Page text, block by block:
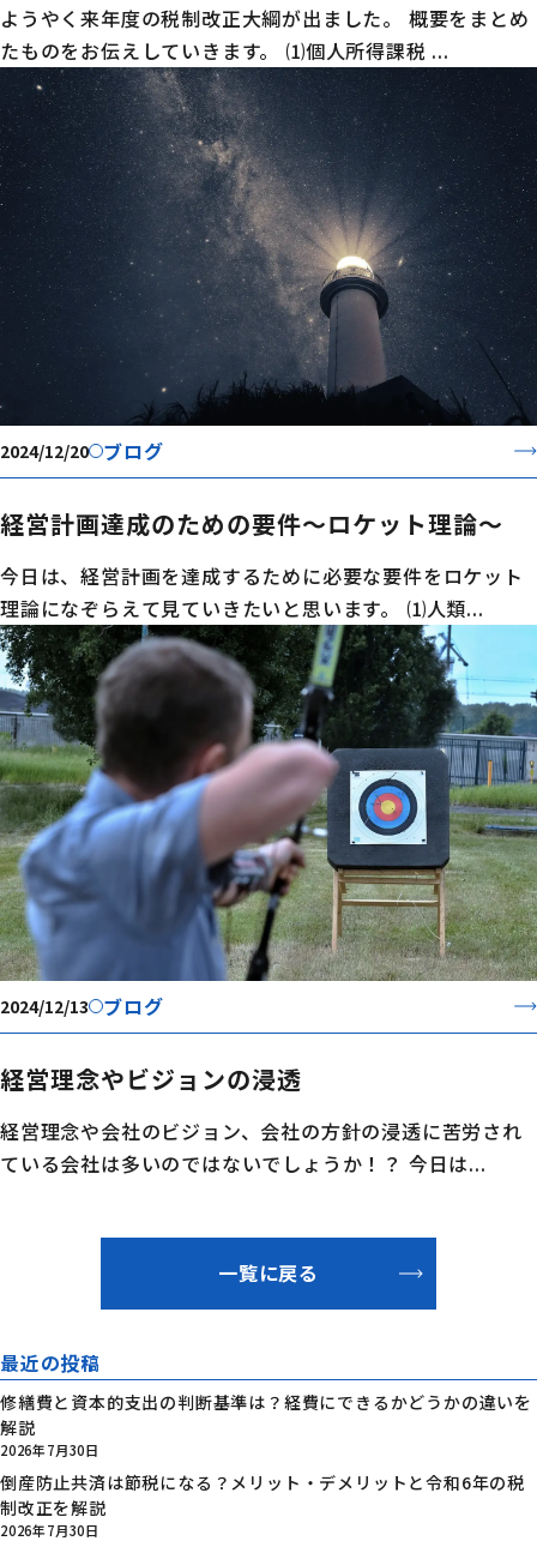
ようやく来年度の税制改正大綱が出ました。 概要をまとめ
たものをお伝えしていきます。 ⑴個人所得課税 ...
2024/12/20 ブログ
経営計画達成のための要件～ロケット理論～
今日は、経営計画を達成するために必要な要件をロケット
理論になぞらえて見ていきたいと思います。 ⑴人類...
2024/12/13 ブログ
経営理念やビジョンの浸透
経営理念や会社のビジョン、会社の方針の浸透に苦労され
ている会社は多いのではないでしょうか！？ 今日は...
一覧に戻る
最近の投稿
修繕費と資本的支出の判断基準は？経費にできるかどうかの違いを
解説
2026年7月30日
倒産防止共済は節税になる？メリット・デメリットと令和6年の税
制改正を解説
2026年7月30日